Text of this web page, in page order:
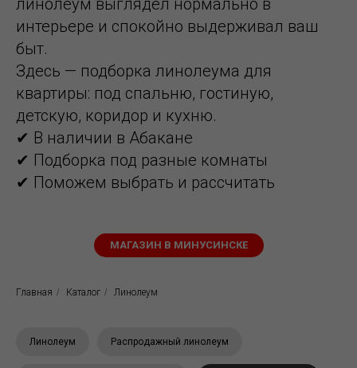
линолеум выглядел нормально в
интерьере и спокойно выдерживал ваш
быт.
Здесь — подборка линолеума для
квартиры: под спальню, гостиную,
детскую, коридор и кухню.
✔ В наличии в Абакане
✔ Подборка под разные комнаты
✔ Поможем выбрать и рассчитать
МАГАЗИН В МИНУСИНСКЕ
Главная / Каталог / Линолеум
Линолеум Распродажный линолеум